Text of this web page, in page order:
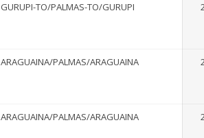
GURUPI-TO/PALMAS-TO/GURUPI
ARAGUAINA/PALMAS/ARAGUAINA
ARAGUAINA/PALMAS/ARAGUAINA